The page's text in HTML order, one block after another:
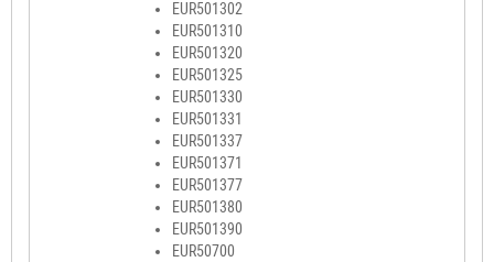
EUR501302
EUR501310
EUR501320
EUR501325
EUR501330
EUR501331
EUR501337
EUR501371
EUR501377
EUR501380
EUR501390
EUR50700